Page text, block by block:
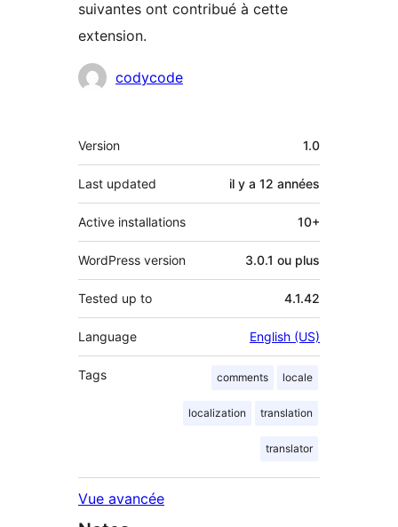
suivantes ont contribué à cette
extension.
Contributeurs
codycode
Méta
Version 1.0
Last updated il y a 12 années
Active installations 10+
WordPress version 3.0.1 ou plus
Tested up to 4.1.42
Language English (US)
Tags comments locale
localization translation
translator
Vue avancée